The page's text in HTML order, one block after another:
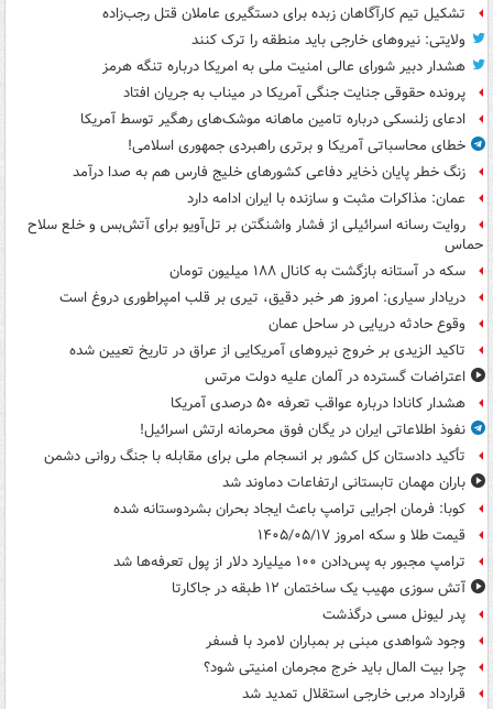
تشکیل تیم کارآگاهان زبده برای دستگیری عاملان قتل رجب‌زاده
ولایتی: نیروهای خارجی باید منطقه را ترک کنند
هشدار دبیر شورای عالی امنیت ملی به امریکا درباره تنگه هرمز
پرونده حقوقی جنایت جنگی آمریکا در میناب به جریان افتاد
ادعای زلنسکی درباره تامین ماهانه موشک‌های رهگیر توسط آمریکا
خطای محاسباتی آمریکا و برتری راهبردی جمهوری اسلامی!
زنگ خطر پایان ذخایر دفاعی کشورهای خلیج فارس هم به صدا درآمد
عمان: مذاکرات مثبت و سازنده با ایران ادامه دارد
روایت رسانه اسرائیلی از فشار واشنگتن بر تل‌آویو برای آتش‌بس و خلع سلاح
حماس
سکه در آستانه بازگشت به کانال ۱۸۸ میلیون تومان
دریادار سیاری: امروز هر خبر دقیق، تیری بر قلب امپراطوری دروغ است
وقوع حادثه دریایی در ساحل عمان
تاکید الزیدی بر خروج نیروهای آمریکایی از عراق در تاریخ تعیین شده
اعتراضات گسترده در آلمان علیه دولت مرتس
هشدار کانادا درباره عواقب تعرفه ۵۰ درصدی آمریکا
نفوذ اطلاعاتی ایران در یگان فوق محرمانه ارتش اسرائیل!
تأکید دادستان کل کشور بر انسجام ملی برای مقابله با جنگ روانی دشمن
باران مهمان تابستانی ارتفاعات دماوند شد
کوبا: فرمان اجرایی ترامپ باعث ایجاد بحران بشردوستانه شده
قیمت طلا و سکه امروز ۱۴۰۵/۰۵/۱۷
ترامپ مجبور به پس‌دادن ۱۰۰ میلیارد دلار از پول تعرفه‌ها شد
آتش سوزی مهیب یک ساختمان ۱۲ طبقه در جاکارتا
پدر لیونل مسی درگذشت
وجود شواهدی مبنی بر بمباران لامرد با فسفر
چرا بیت المال باید خرج مجرمان امنیتی شود؟
قرارداد مربی خارجی استقلال تمدید شد